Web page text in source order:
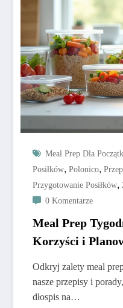
Meal Prep Dla
Posiłków, Polonico,
Przygotowanie Posiłków,
0 Komentarze
Meal Prep
Korzyści i
Odkryj zalety meal
nasze przepisy i
dłospis na…